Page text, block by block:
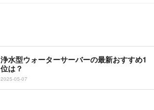
浄水型ウォーターサーバーの最新おすすめ1
位は？
2025-05-07